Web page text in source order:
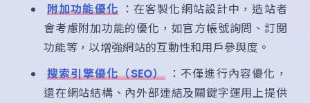
附加功能優化 ：在客製化網站設計中，造站者
會考慮附加功能的優化，如官方帳號詢問、訂閱
功能等，以增強網站的互動性和用戶參與度。
搜索引擎優化（SEO） ：不僅進行內容優化，
還在網站結構、內外部連結及關鍵字運用上提供